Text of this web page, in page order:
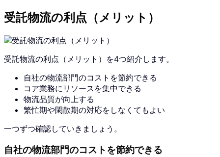
受託物流の利点（メリット）
受託物流の利点（メリット）を4つ紹介します。
自社の物流部門のコストを節約できる
コア業務にリソースを集中できる
物流品質が向上する
繁忙期や閑散期の対応をしなくてもよい
一つずつ確認していきましょう。
自社の物流部門のコストを節約できる